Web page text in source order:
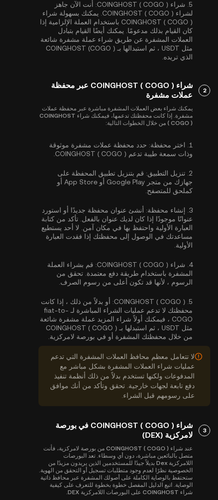
5. شراء COINGHOST ( COGO ):
أنت الآن جاهز
لشراء COINGHOST ( COGO ). يمكنك بسهولة شراء
COINGHOST ( COGO ) باستخدام العملة الإلزامية إذا
كان القيام بذلك مدعومًا. يمكنك أيضًا القيام بتبادل
العملات المشفرة عن طريق شراء عملة مشفرة شائعة
مثل USDT
، ثم استبدالها بـ COINGHOST (COGO )
الذي تريده.
2
شراء COINGHOST ( COGO ) عبر محفظة
عملات مشفرة
يمكنك شراء بعض العملات المشفرة مباشرة عبر محفظة عملات
مشفرة. إذا كانت محفظتك تدعمها، فيمكنك شراء COINGHOST
( COGO ) من خلال الخطوات التالية:
1. اختر محفظة: حدد محفظة عملات مشفرة موثوقة
وذات سمعة طيبة تدعم COINGHOST ( COGO ).
2. تنزيل التطبيق: قم بتنزيل تطبيق المحفظة على
جهازك من متجر Google Play أو App Store أو
كملحق للمتصفح.
3. إنشاء محفظة: أنشئ عنوان محفظة جديدًا أو استورد
عنوانًا موجودًا إذا كان لديك عنوان بالفعل. تأكد من كتابة
العبارة الأولية واحتفظ بها في مكان آمن. لا أحد يستطيع
مساعدتك في الوصول إلى محفظتك إذا فقدت العبارة
الأولية.
4. شراء COINGHOST ( COGO ):
قم بشراء العملة
المشفرة باستخدام طريقة دفع معتمدة. تحقق من
الرسوم ، لأنها قد تكون أعلى من رسوم الصرف.
5.
COINGHOST ( COGO ): أو بدلاً من ذلك ، إذا كانت
محفظتك لا تدعم عمليات الشراء المباشرة لـ fiat-to-
COGO ، فيمكنك أولاً شراء المزيد عملة مشفرة شائعة
مثل USDT ، ثم استبدلها بـ COINGHOST ( COGO )
من خلال محفظتك المشفرة أو في بورصة لامركزية.
لا تتعامل معظم محافظ العملات المشفرة التي تدعم
عمليات شراء العملات المشفرة بشكل مباشر مع
المدفوعات ولكنها تستخدم بدلاً من ذلك أنظمة تنفيذ
دفع تابعة لجهات خارجية. تحقق وتأكد من أنك موافق
على رسومهم قبل الشراء.
3
شراء COINGHOST ( COGO ) في بورصة
لامركزية (DEX)
عند شراء COINGHOST ( COGO ) من بورصة لامركزية، فأنت
متصل بالبائعين مباشرة، دون أي وسطاء. تعد البورصات
اللامركزية Dex بديلاً جيدًا للمستخدمين الذين يريدون مزيدًا من
الخصوصية نظرًا لعدم وجود متطلبات تسجيل أو التحقق من الهوية.
ستحتفظ بالوصاية الكاملة على أصولك المشفرة عبر محافظ ذاتية
الوصاية. اتبع الدليل المفصل خطوة بخطوة للتعرف على كيفية
شراء COINGHOST على البورصات اللامركزية DEX.